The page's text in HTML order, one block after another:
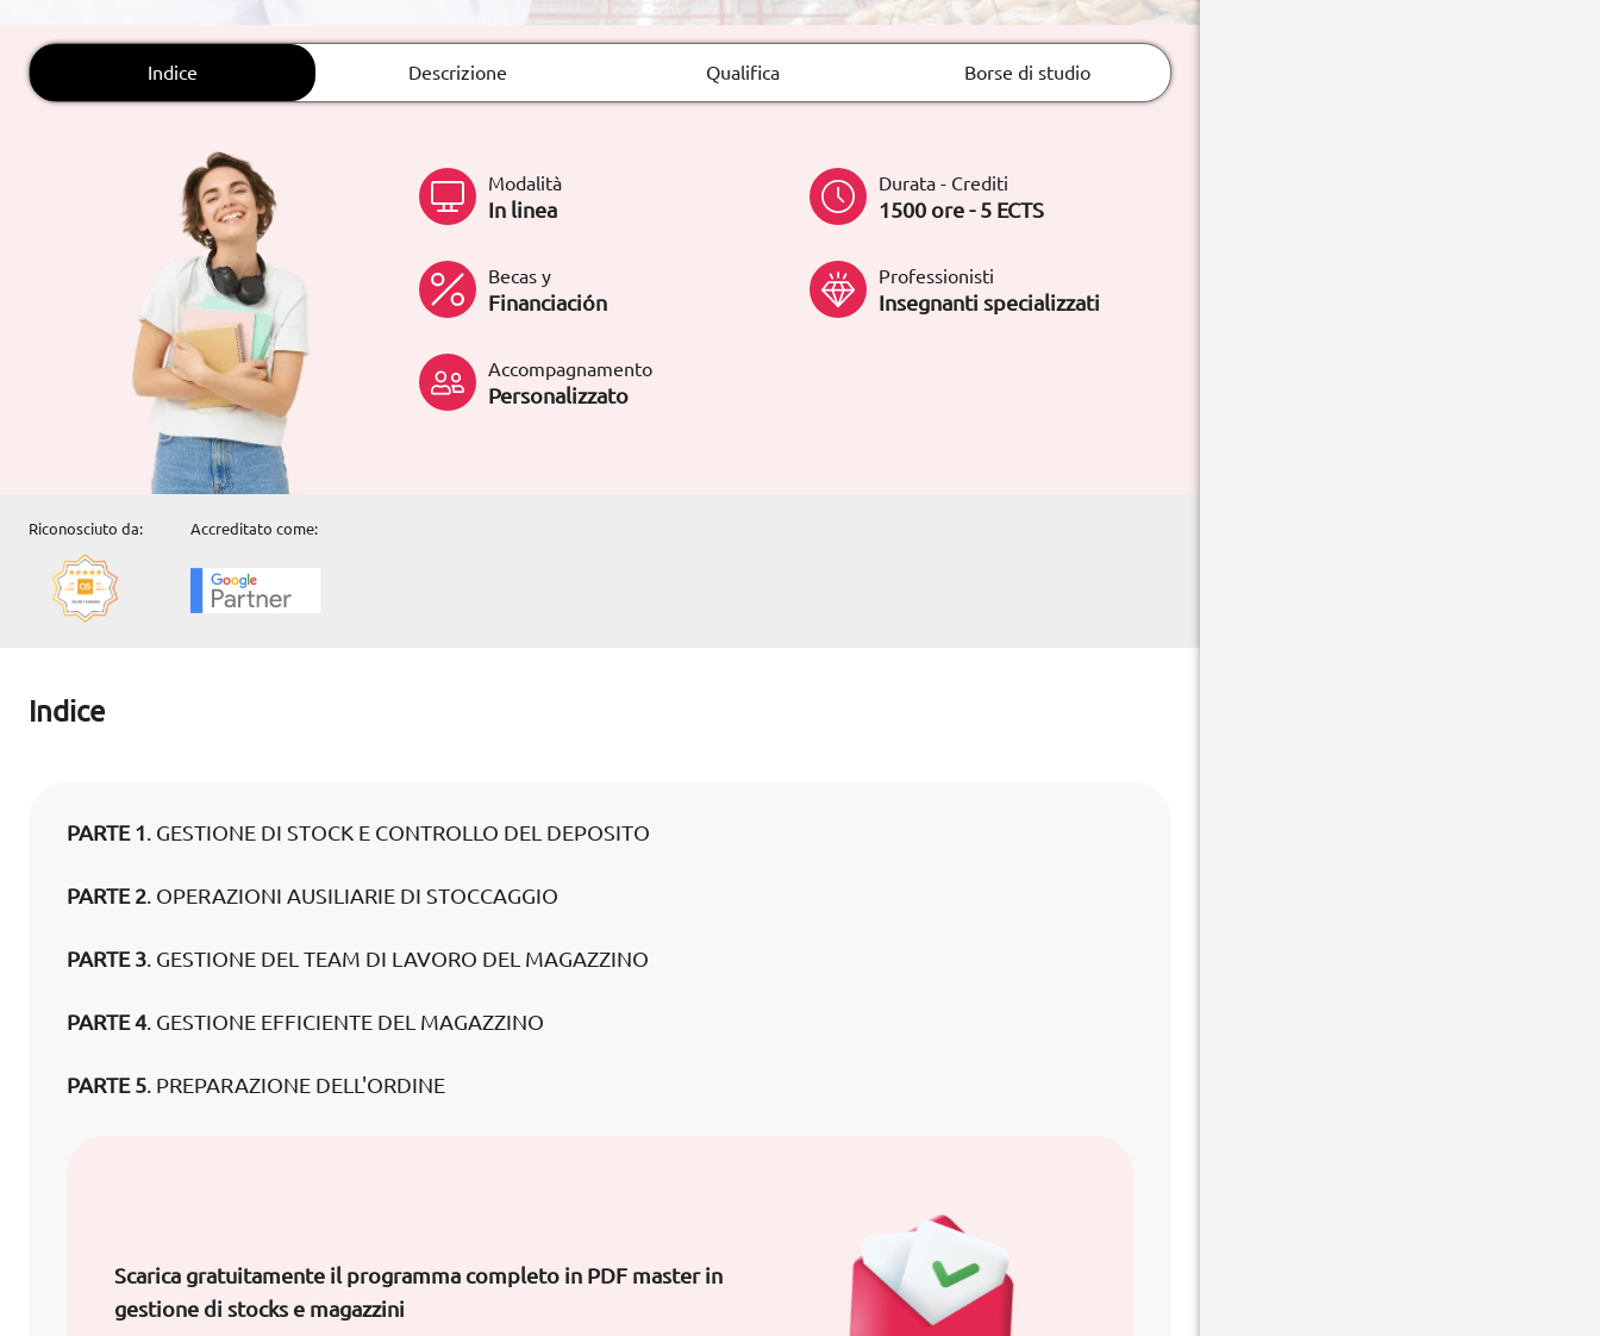
Indice Descrizione Qualifica Borse di studio
Modalità
In linea
Durata - Crediti
1500 ore - 5 ECTS
Becas y
Financiación
Professionisti
Insegnanti specializzati
Accompagnamento
Personalizzato
Riconosciuto da: Accreditato come:
Indice
PARTE 1. GESTIONE DI STOCK E CONTROLLO DEL DEPOSITO
PARTE 2. OPERAZIONI AUSILIARIE DI STOCCAGGIO
PARTE 3. GESTIONE DEL TEAM DI LAVORO DEL MAGAZZINO
PARTE 4. GESTIONE EFFICIENTE DEL MAGAZZINO
PARTE 5. PREPARAZIONE DELL'ORDINE
Scarica gratuitamente il programma completo in PDF master in
gestione di stocks e magazzini